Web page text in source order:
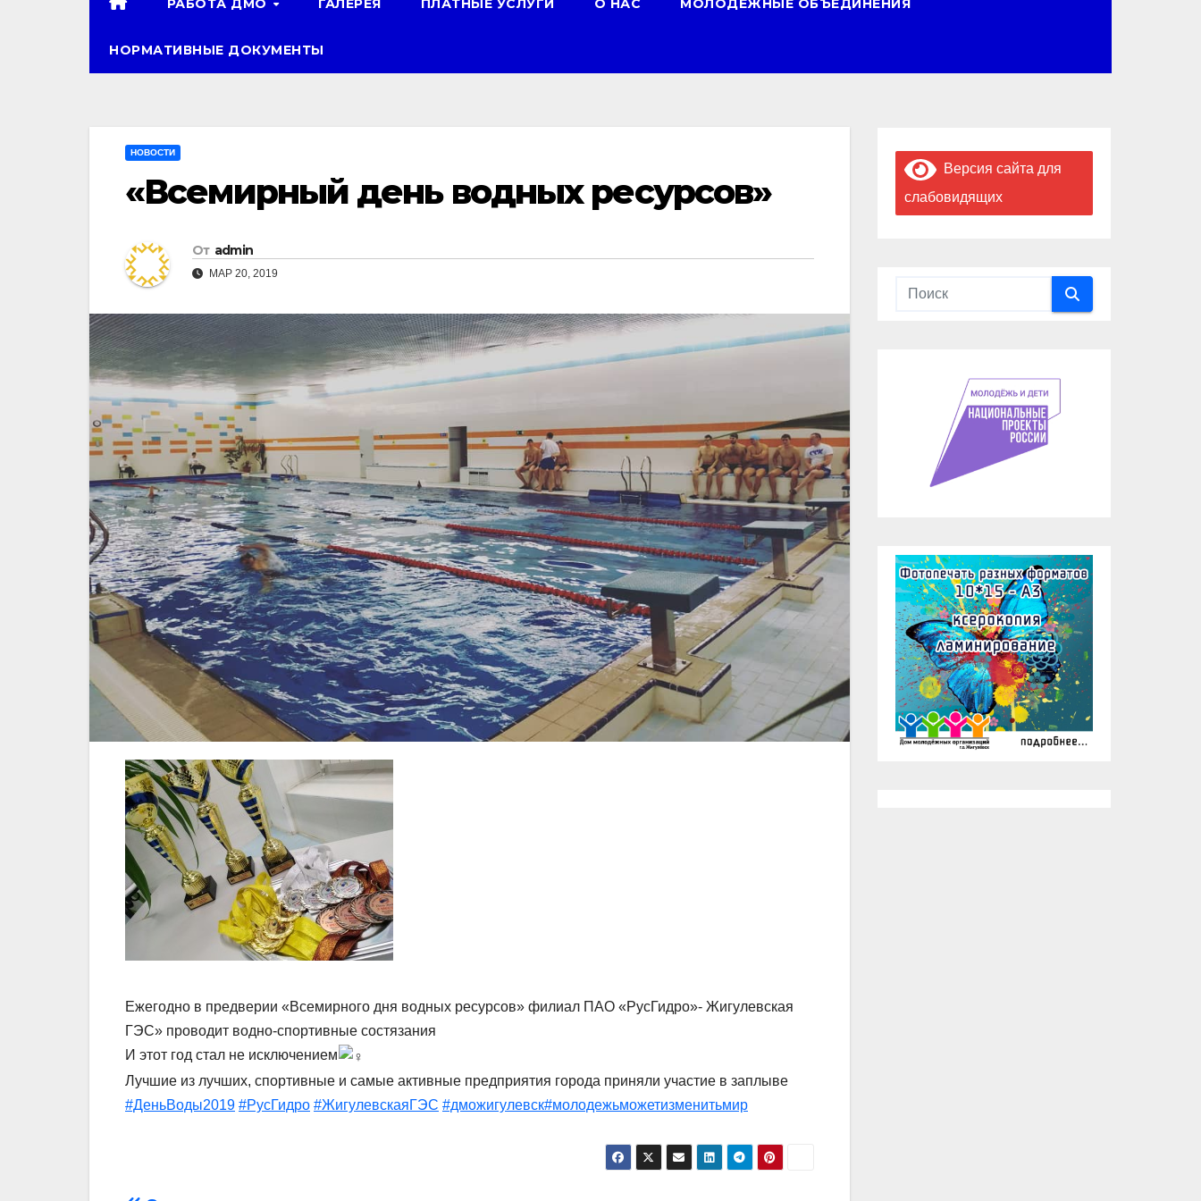
РАБОТА ДМО ГАЛЕРЕЯ ПЛАТНЫЕ УСЛУГИ О НАС МОЛОДЕЖНЫЕ ОБЪЕДИНЕНИЯ
НОРМАТИВНЫЕ ДОКУМЕНТЫ
НОВОСТИ
«Всемирный день водных ресурсов»
От admin
МАР 20, 2019
Ежегодно в предверии «Всемирного дня водных ресурсов» филиал ПАО «РусГидро»- Жигулевская
ГЭС» проводит водно-спортивные состязания
И этот год стал не исключением
Лучшие из лучших, спортивные и самые активные предприятия города приняли участие в заплыве
#ДеньВоды2019 #РусГидро #ЖигулевскаяГЭС #дможигулевск#молодежьможетизменитьмир
Версия сайта для
слабовидящих